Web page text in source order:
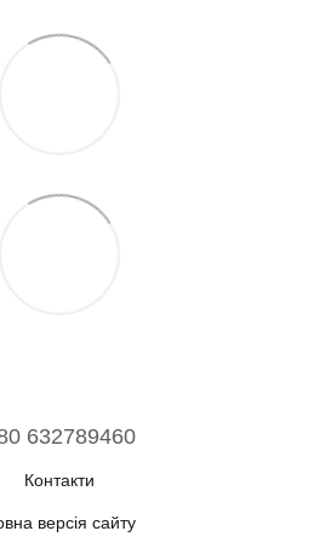
632789460
Контакти
версія сайту